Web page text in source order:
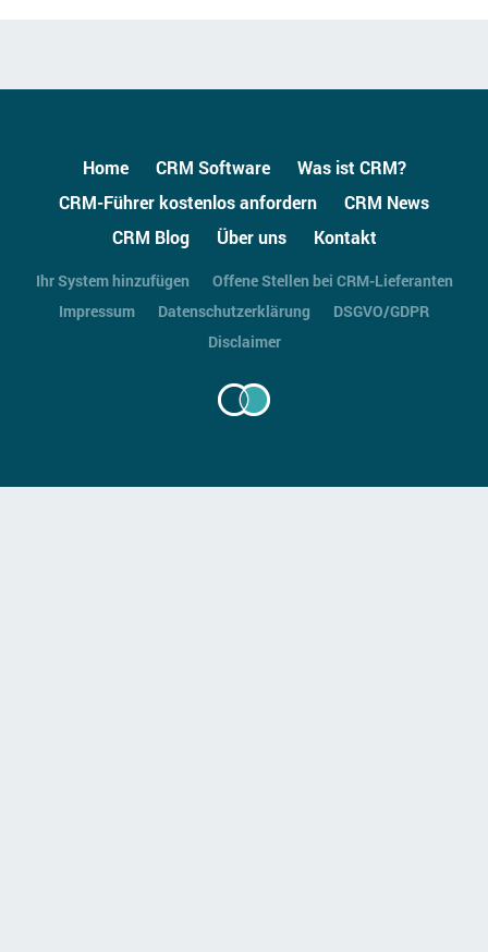
Home CRM Software
Was ist CRM?
CRM-Führer kostenlos anfordern
CRM News
CRM Blog
Über uns Kontakt
Ihr System hinzufügen
Offene Stellen bei CRM-Lieferanten
Impressum
Datenschutzerklärung
DSGVO/GDPR
Disclaimer